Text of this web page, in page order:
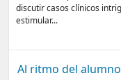
discutir casos clínicos
estimular...
Al ritmo del alumno